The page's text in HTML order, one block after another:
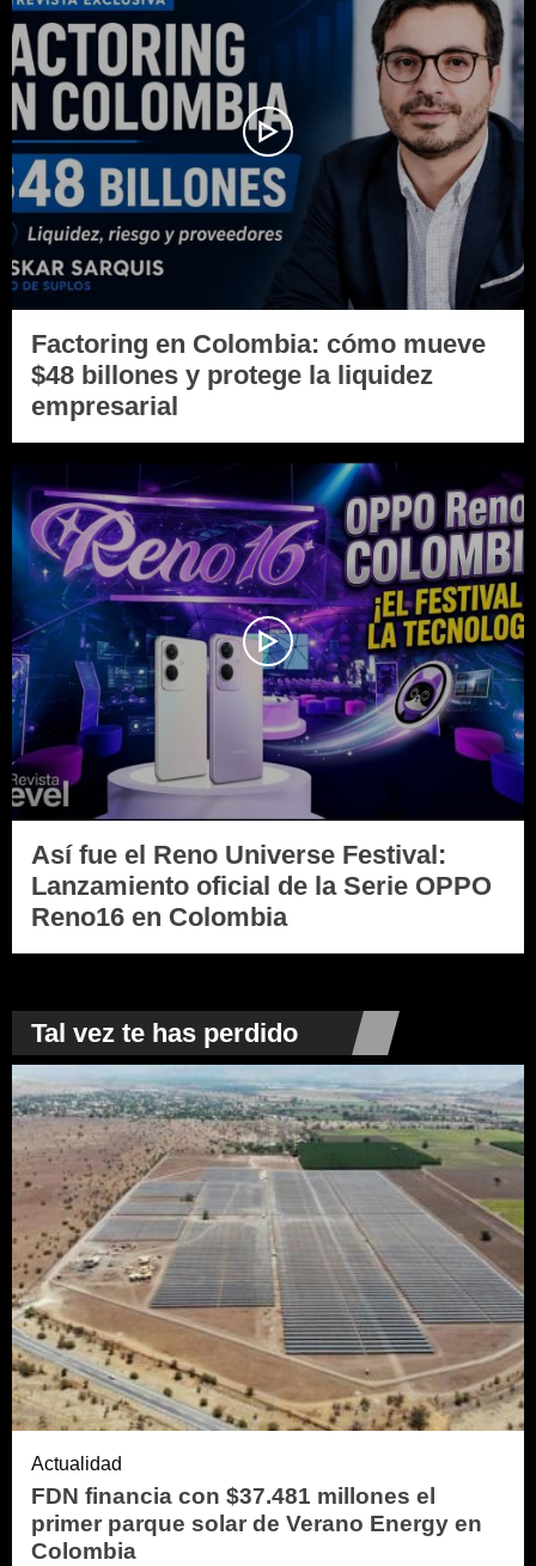
Factoring en Colombia: cómo mueve
$48 billones y protege la liquidez
empresarial
Así fue el Reno Universe Festival:
Lanzamiento oficial de la Serie OPPO
Reno16 en Colombia
Tal vez te has perdido
Actualidad
FDN financia con $37.481 millones el
primer parque solar de Verano Energy en
Colombia